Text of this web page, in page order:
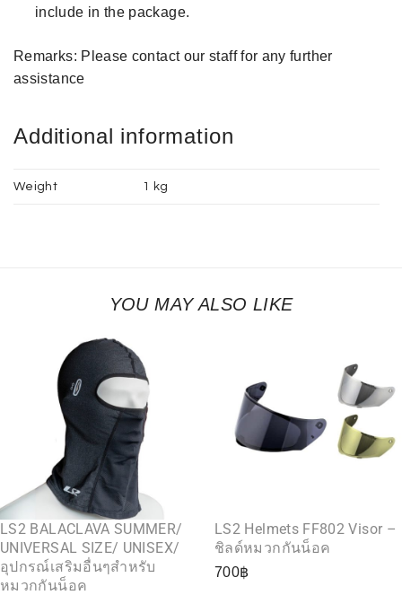
include in the package.
Remarks: Please contact our staff for any further
assistance
Additional information
Weight 1 kg
YOU MAY ALSO LIKE
LS2 BALACLAVA SUMMER/
UNIVERSAL SIZE/ UNISEX/
อุปกรณ์เสริมอื่นๆสำหรับ
หมวกกันน็อค
LS2 Helmets FF802 Visor –
ชิลด์หมวกกันน็อค
700฿